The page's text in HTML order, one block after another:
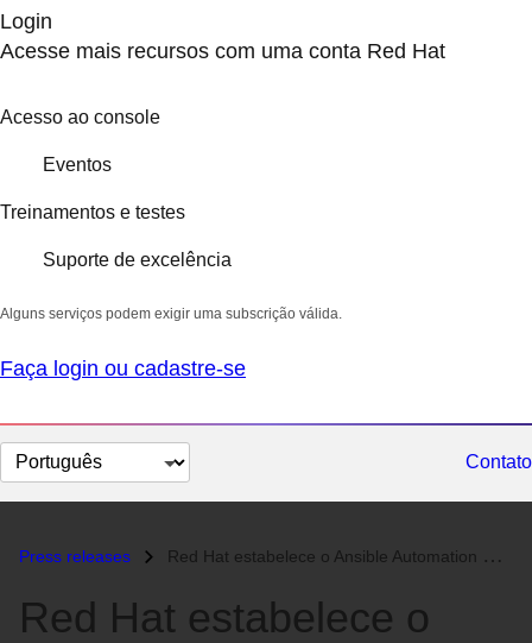
Login
Acesse mais recursos com uma conta Red Hat
Acesso ao console
Eventos
Treinamentos e testes
Suporte de excelência
Alguns serviços podem exigir uma subscrição válida.
Faça login ou cadastre-se
Selecionar
idioma
Contato
Press releases Red Hat estabelece o Ansible Automation Platform como a camada de exec...
Red Hat estabelece o